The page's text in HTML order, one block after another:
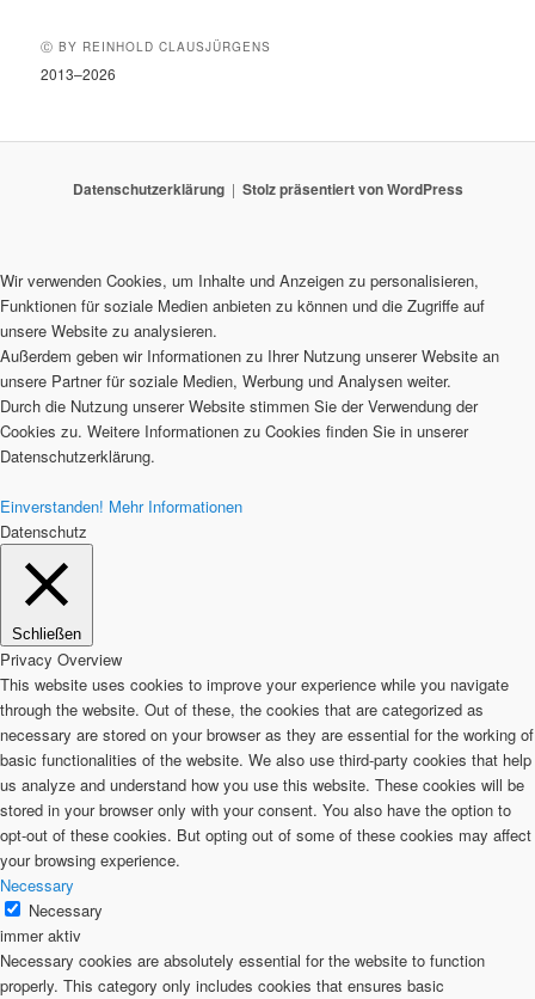
Ⓒ BY REINHOLD CLAUSJÜRGENS
2013–2026
Datenschutzerklärung Stolz präsentiert von WordPress
Wir verwenden Cookies, um Inhalte und Anzeigen zu personalisieren,
Funktionen für soziale Medien anbieten zu können und die Zugriffe auf
unsere Website zu analysieren.
Außerdem geben wir Informationen zu Ihrer Nutzung unserer Website an
unsere Partner für soziale Medien, Werbung und Analysen weiter.
Durch die Nutzung unserer Website stimmen Sie der Verwendung der
Cookies zu. Weitere Informationen zu Cookies finden Sie in unserer
Datenschutzerklärung.
Einverstanden! Mehr Informationen
Datenschutz
Schließen
Privacy Overview
This website uses cookies to improve your experience while you navigate
through the website. Out of these, the cookies that are categorized as
necessary are stored on your browser as they are essential for the working of
basic functionalities of the website. We also use third-party cookies that help
us analyze and understand how you use this website. These cookies will be
stored in your browser only with your consent. You also have the option to
opt-out of these cookies. But opting out of some of these cookies may affect
your browsing experience.
Necessary
Necessary
immer aktiv
Necessary cookies are absolutely essential for the website to function
properly. This category only includes cookies that ensures basic